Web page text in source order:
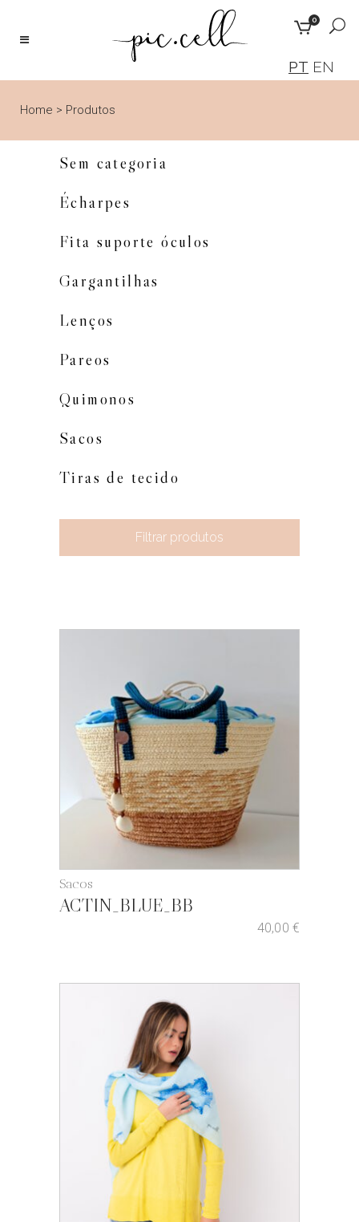
PT EN
0
Home > Produtos
Sem categoria
Écharpes
Fita suporte óculos
Gargantilhas
Lenços
Pareos
Quimonos
Sacos
Tiras de tecido
Filtrar produtos
Sacos
ACTIN_BLUE_BB
40,00 €